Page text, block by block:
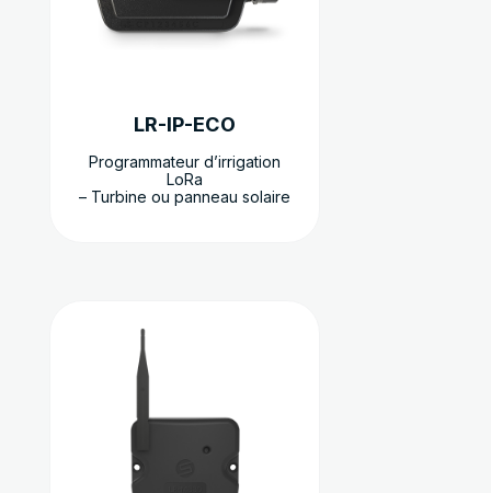
LR-IP-ECO
Programmateur d’irrigation
LoRa
– Turbine ou panneau solaire
Optionen
Produktseite
gewählt